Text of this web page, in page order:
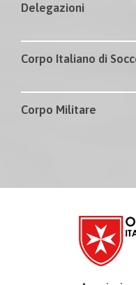
Delegazioni
Corpo Italiano di
Corpo Militare